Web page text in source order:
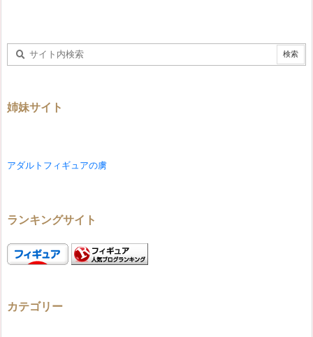
姉妹サイト
アダルトフィギュアの虜
ランキングサイト
カテゴリー